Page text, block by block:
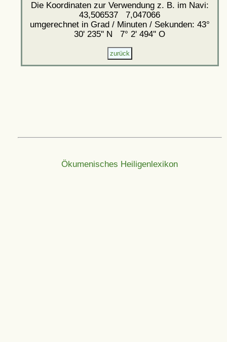
Die Koordinaten zur Verwendung z. B. im Navi:
43,506537 7,047066
umgerechnet in Grad / Minuten / Sekunden: 43°
30' 235'' N 7° 2' 494'' O
Ökumenisches Heiligenlexikon